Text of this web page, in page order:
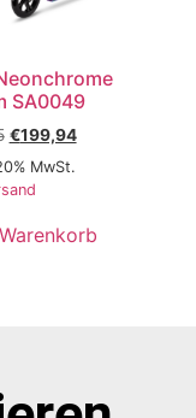
SA0049
€199,94
MwSt.